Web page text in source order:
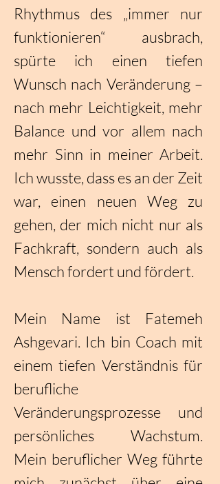
Rhythmus des „immer nur
funktionieren“ ausbrach,
spürte ich einen tiefen
Wunsch nach Veränderung –
nach mehr Leichtigkeit, mehr
Balance und vor allem nach
mehr Sinn in meiner Arbeit.
Ich wusste, dass es an der Zeit
war, einen neuen Weg zu
gehen, der mich nicht nur als
Fachkraft, sondern auch als
Mensch fordert und fördert.
Mein Name ist Fatemeh
Ashgevari. Ich bin Coach mit
einem tiefen Verständnis für
berufliche
Veränderungsprozesse und
persönliches Wachstum.
Mein beruflicher Weg führte